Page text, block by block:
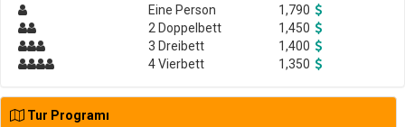
Eine Person
1,790
2 Doppelbett
1,450
3 Dreibett
1,400
4 Vierbett
1,350
Tur Programı